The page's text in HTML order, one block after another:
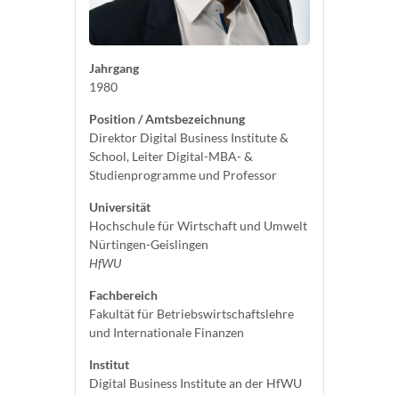
Jahrgang
1980
Position / Amtsbezeichnung
Direktor Digital Business Institute &
School, Leiter Digital-MBA- &
Studienprogramme und Professor
Universität
Hochschule für Wirtschaft und Umwelt
Nürtingen-Geislingen
HfWU
Fachbereich
Fakultät für Betriebswirtschaftslehre
und Internationale Finanzen
Institut
Digital Business Institute an der HfWU